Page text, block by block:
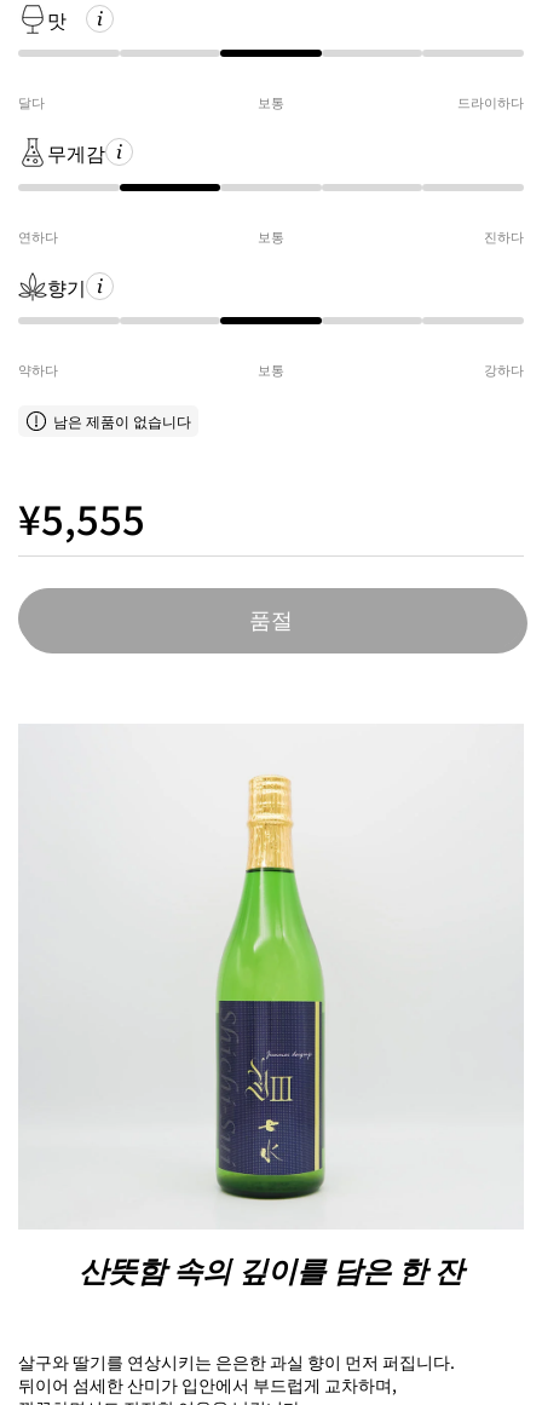
맛
달다 보통 드라이하다
무게감
연하다 보통 진하다
향기
약하다 보통 강하다
남은 제품이 없습니다
¥5,555
품절
산뜻함 속의 깊이를 담은 한 잔
살구와 딸기를 연상시키는 은은한 과실 향이 먼저 퍼집니다.
뒤이어 섬세한 산미가 입안에서 부드럽게 교차하며,